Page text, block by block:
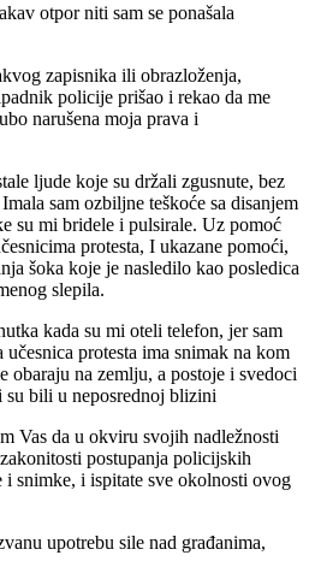
otpor niti sam se ponašala
zapisnika ili obrazloženja,
policije prišao i rekao da me
narušena moja prava i
ljude koje su držali zgusnute, bez
sam ozbiljne teškoće sa disanjem
su mi bridele i pulsirale. Uz pomoć
protesta, I ukazane pomoći,
šoka koje je nasledilo kao posledica
slepila.
kada su mi oteli telefon, jer sam
protesta ima snimak na kom
obaraju na zemlju, a postoje i svedoci
su bili u neposrednoj blizini
Vas da u okviru svojih nadležnosti
postupanja policijskih
i snimke, i ispitate sve okolnosti ovog
upotrebu sile nad građanima,